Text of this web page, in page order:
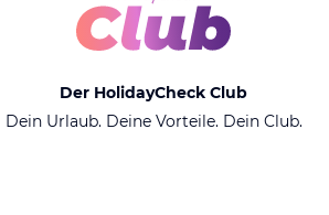
Der HolidayCheck Club
Dein Urlaub. Deine Vorteile. Dein Club.